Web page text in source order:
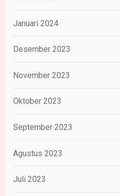
Januari 2024
Desember 2023
November 2023
Oktober 2023
September 2023
Agustus 2023
Juli 2023